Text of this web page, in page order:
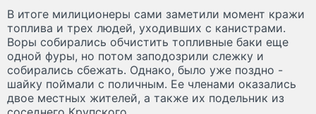
В итоге милиционеры сами заметили момент кражи
топлива и трех людей, уходивших с канистрами.
Воры собирались обчистить топливные баки еще
одной фуры, но потом заподозрили слежку и
собирались сбежать. Однако, было уже поздно -
шайку поймали с поличным. Ее членами оказались
двое местных жителей, а также их подельник из